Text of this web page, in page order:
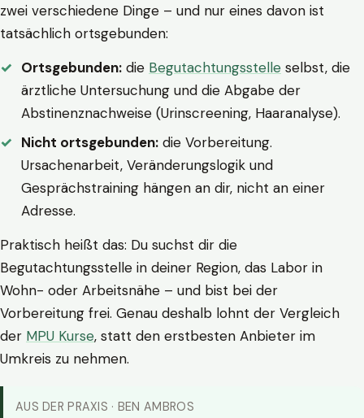
zwei verschiedene Dinge – und nur eines davon ist
tatsächlich ortsgebunden:
Ortsgebunden: die Begutachtungsstelle selbst, die
ärztliche Untersuchung und die Abgabe der
Abstinenznachweise (Urinscreening, Haaranalyse).
Nicht ortsgebunden: die Vorbereitung.
Ursachenarbeit, Veränderungslogik und
Gesprächstraining hängen an dir, nicht an einer
Adresse.
Praktisch heißt das: Du suchst dir die
Begutachtungsstelle in deiner Region, das Labor in
Wohn- oder Arbeitsnähe – und bist bei der
Vorbereitung frei. Genau deshalb lohnt der Vergleich
der MPU Kurse, statt den erstbesten Anbieter im
Umkreis zu nehmen.
AUS DER PRAXIS · BEN AMBROS